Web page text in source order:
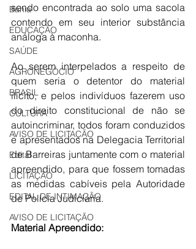
Bahia
EDUCAÇÃO
SAÚDE
AGRONEGÓCIO
BRASIL
CULTURA
AVISO DE LICITAÇÃO
Edital
LICITAÇÃO
EDITAL DE INTIMAÇÃO
AVISO DE LICITAÇÃO
sendo encontrada ao solo uma sacola
contendo em seu interior substância
análoga à maconha.
Ao serem interpelados a respeito de
quem seria o detentor do material
ilícito, e pelos indivíduos fazerem uso
do direito constitucional de não se
autoincriminar, todos foram conduzidos
e apresentados na Delegacia Territorial
de Barreiras juntamente com o material
apreendido, para que fossem tomadas
as medidas cabíveis pela Autoridade
de Polícia Judiciária.
Material Apreendido: